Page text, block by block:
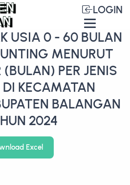
LOGIN
USIA 0 - 60 BULAN
MENURUT
(BULAN) PER JENIS
KECAMATAN
BALANGAN
2024
Excel